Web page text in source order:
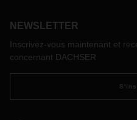
assemblés de manière plus
NEWSLETTER
Inscrivez-vous maintenant et
concernant DACHSER